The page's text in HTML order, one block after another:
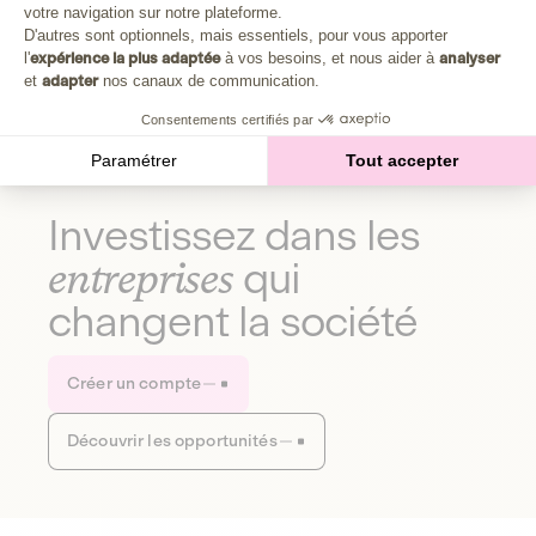
Plongez au cœur de la fabrique d'une autre économie,
celle qui fait du bien à la planète et aux humains.
Découvrir notre média
Investissez dans les
entreprises qui
changent la société
Créer un compte
Découvrir les opportunités
votre navigation sur notre plateforme.
D'autres sont optionnels, mais essentiels, pour vous apporter
l'expérience la plus adaptéeà vos besoins, et nous aider à analyser
et adapternos canaux de communication.
Consentements certifiés par
Paramétrer Tout accepter
Axeptio consent